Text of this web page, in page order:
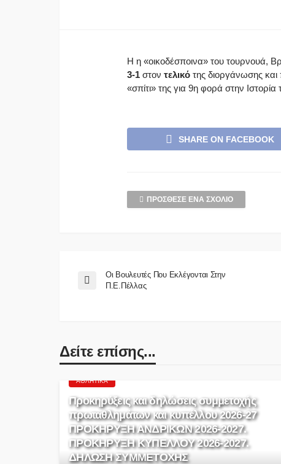
Η η «οικοδέσποινα» του τουρνουά,
3-1 στον τελικό της διοργάνωσης
«σπίτι» της για 9η φορά στην Ιστορία
SHARE ON FACEBOOK
ΠΡΌΣΘΕΣΕ ΈΝΑ ΣΧΌΛΙΟ
Οι Βουλευτές Που Εκλέγονται Στην
Π.Ε.Πέλλας
Δείτε επίσης...
ΑΘΛΗΤΙΚΆ
Προκηρύξεις και δηλώσεις συμμετοχής
πρωταθλημάτων και κυπέλλου 2026-27
ΠΡΟΚΗΡΥΞΗ ΑΝΔΡΙΚΩΝ 2026-2027.
ΠΡΟΚΗΡΥΞΗ ΚΥΠΕΛΛΟΥ 2026-2027.
ΔΗΛΩΣΗ ΣΥΜΜΕΤΟΧΗΣ